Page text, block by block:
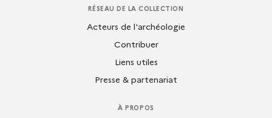
RÉSEAU DE LA COLLECTION
Acteurs de l'archéologie
Contribuer
Liens utiles
Presse & partenariat
À PROPOS